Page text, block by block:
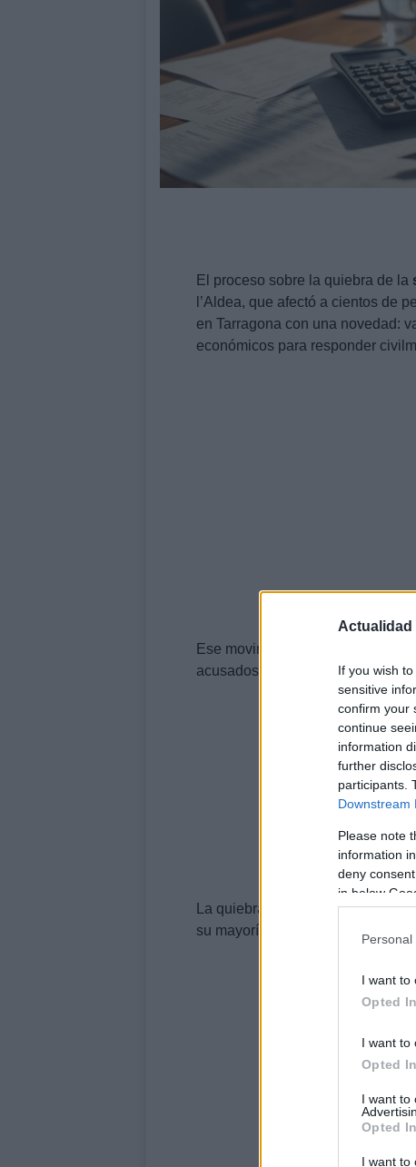
Actualidad
If you wish
sensitive
confirm your
continue
information
further
participants.
Downstream
Please note
information
deny
in below
I want to
Opted In
I want to
Opted In
I want to
Opted In
I want to
El proceso sobre la quiebra de la
l’Aldea, que afectó a cientos de
en Tarragona con una novedad:
económicos para responder
Ese movimiento ha modificado la
acusados que finalmente se
La quiebra dejó 408 acreedores
su mayoría familias y personas